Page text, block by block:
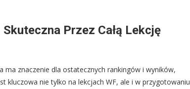
Przez Całą Lekcję
ma znaczenie dla ostatecznych rankingów i wyników,
nie tylko na lekcjach WF, ale i w przygotowaniu